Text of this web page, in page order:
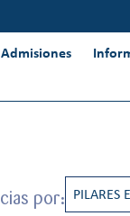
Admisiones
por: PILARES